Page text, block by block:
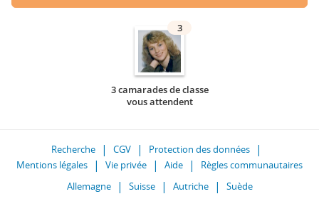
3
3 camarades de classe
vous attendent
Recherche CGV
Protection des données
Mentions légales
Vie privée Aide
Règles communautaires
Allemagne
Suisse Autriche Suède